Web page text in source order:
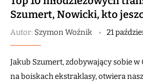
Szumert, Nowicki, kto
Autor: Szymon Woźnik 21
Jakub Szumert, zdobywający sobie
na boiskach ekstraklasy, otwiera